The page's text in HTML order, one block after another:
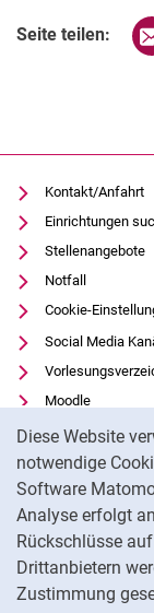
Diese Website
notwendige
Software
Analyse erfolgt
Rückschlüsse
Drittanbietern
Zustimmung
Seite teilen:
Kontakt/Anfahrt
Einrichtungen
Stellenangebote
Notfall
Cookie-
Social Media
Moodle
Panopto
Datenschutz
Barrierefreiheit
Transparenter